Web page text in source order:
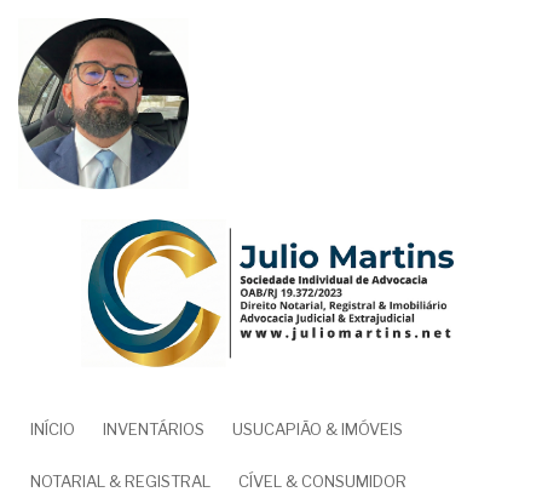
para
conteúdo
principal
NAVEGAÇÃO
PRINCIPAL
INÍCIO INVENTÁRIOS USUCAPIÃO & IMÓVEIS
NOTARIAL & REGISTRAL CÍVEL & CONSUMIDOR